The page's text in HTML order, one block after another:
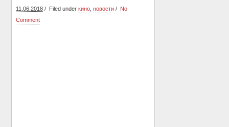
11.06.2018 Filed underкино ,новости
No
Comment